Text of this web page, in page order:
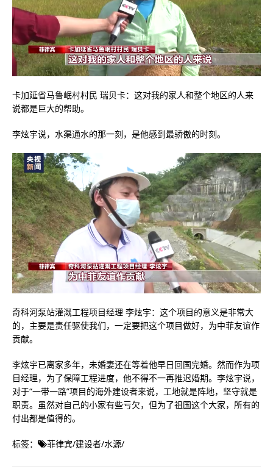
卡加延省马鲁岷村村民 瑞贝卡：这对我的家人和整个地区的人来
说都是巨大的帮助。
李炫宇说，水渠通水的那一刻，是他感到最骄傲的时刻。
奇科河泵站灌溉工程项目经理 李炫宇：这个项目的意义是非常大
的，主要是责任驱使我们，一定要把这个项目做好，为中菲友谊作
贡献。
李炫宇已离家多年，未婚妻还在等着他早日回国完婚。然而作为项
目经理，为了保障工程进度，他不得不一再推迟婚期。李炫宇说，
对于“一带一路”项目的海外建设者来说，工地就是阵地，坚守就是
职责。虽然对自己的小家有些亏欠，但为了祖国这个大家，所有的
付出都是值得的。
标签： 菲律宾/建设者/水源/